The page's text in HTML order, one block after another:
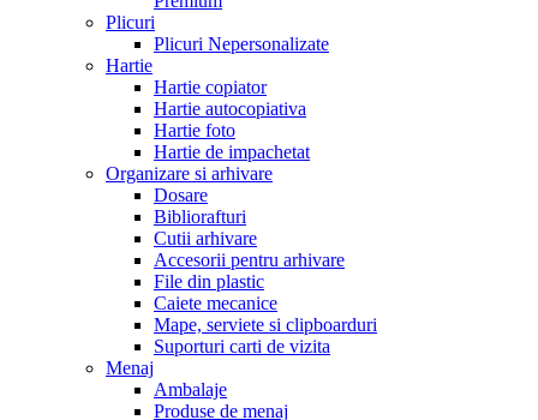
Plicuri
Plicuri Nepersonalizate
Hartie
Hartie copiator
Hartie autocopiativa
Hartie foto
Hartie de impachetat
Organizare si arhivare
Dosare
Bibliorafturi
Cutii arhivare
Accesorii pentru arhivare
File din plastic
Caiete mecanice
Mape, serviete si clipboarduri
Suporturi carti de vizita
Menaj
Ambalaje
Produse de menaj